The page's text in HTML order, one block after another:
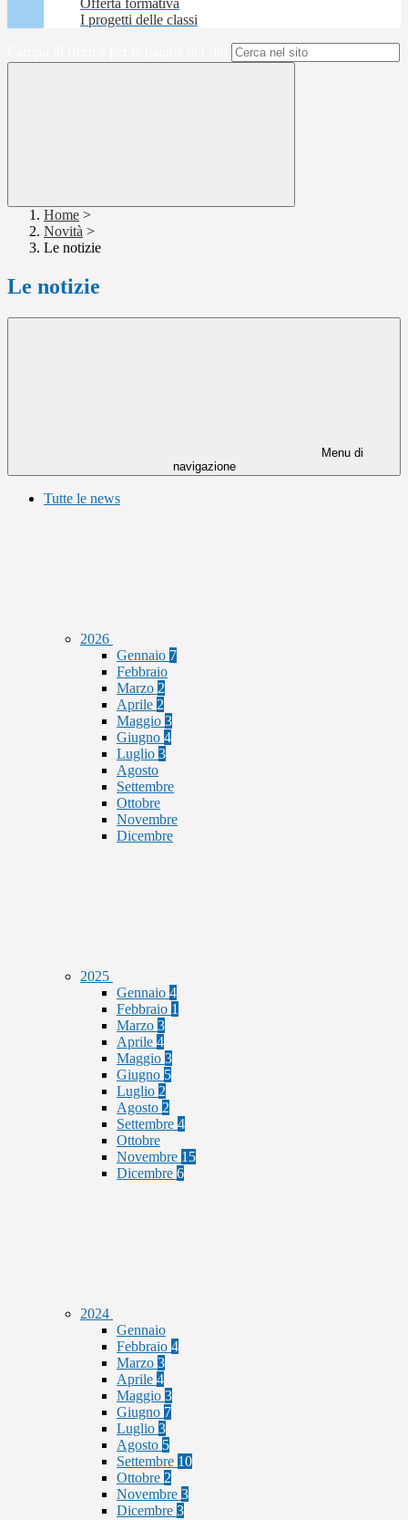
Offerta formativa
I progetti delle classi
Home >
Novità >
Le notizie
Le notizie
Menu di
navigazione
Tutte le news
2026
Gennaio 7
Febbraio
Marzo 2
Aprile 2
Maggio 3
Giugno 4
Luglio 3
Agosto
Settembre
Ottobre
Novembre
Dicembre
2025
Gennaio 4
Febbraio 1
Marzo 3
Aprile 4
Maggio 3
Giugno 5
Luglio 2
Agosto 2
Settembre 4
Ottobre
Novembre 15
Dicembre 6
2024
Gennaio
Febbraio 4
Marzo 3
Aprile 4
Maggio 3
Giugno 7
Luglio 3
Agosto 5
Settembre 10
Ottobre 2
Novembre 3
Dicembre 3